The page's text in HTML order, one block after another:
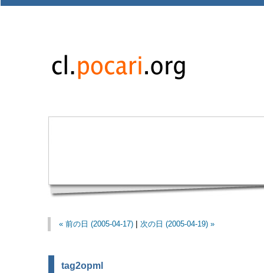
« 前の日 (2005-04-17)| 次の日 (2005-04-19) »
tag2opml